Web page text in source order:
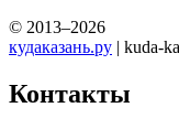
© 2013–2026
кудаказань.ру | kuda-
Контакты